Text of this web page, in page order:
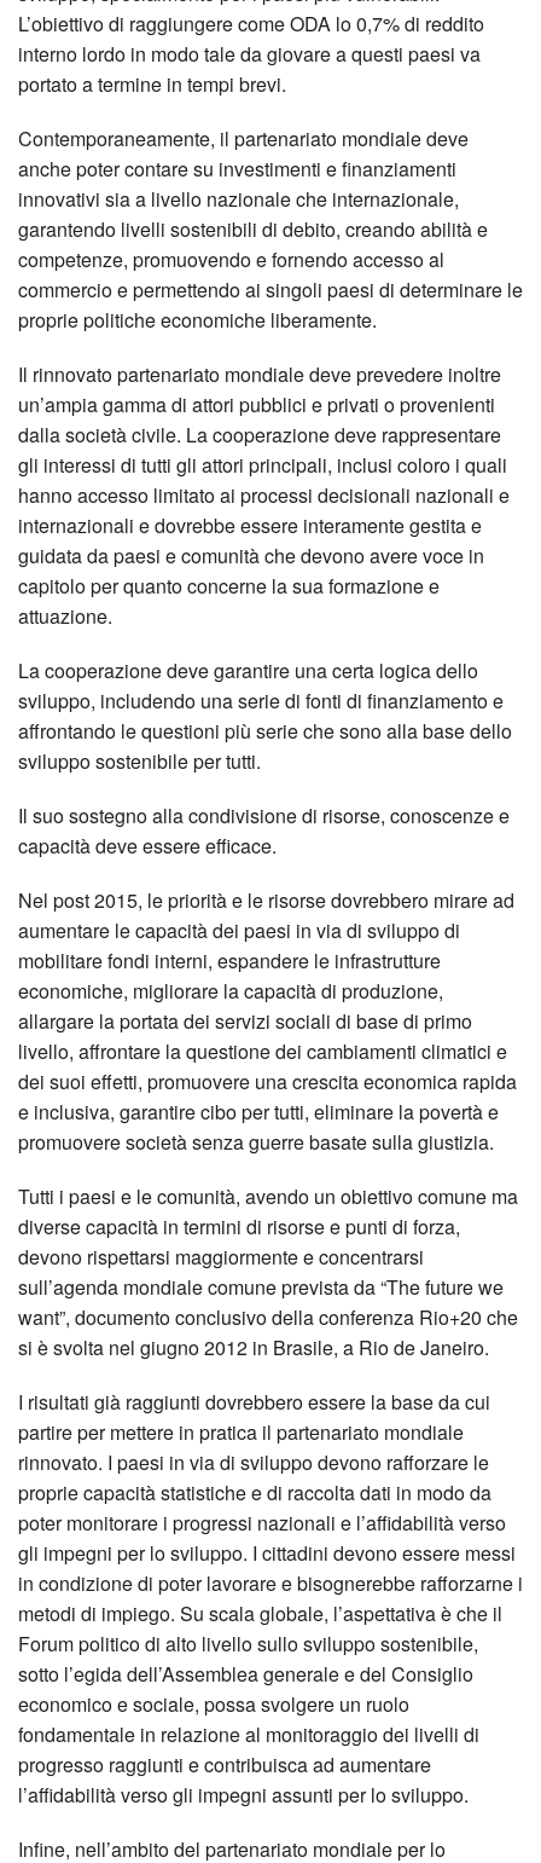
L’obiettivo di raggiungere come ODA lo 0,7% di reddito
interno lordo in modo tale da giovare a questi paesi va
portato a termine in tempi brevi.
Contemporaneamente, il partenariato mondiale deve
anche poter contare su investimenti e finanziamenti
innovativi sia a livello nazionale che internazionale,
garantendo livelli sostenibili di debito, creando abilità e
competenze, promuovendo e fornendo accesso al
commercio e permettendo ai singoli paesi di determinare le
proprie politiche economiche liberamente.
Il rinnovato partenariato mondiale deve prevedere inoltre
un’ampia gamma di attori pubblici e privati o provenienti
dalla società civile. La cooperazione deve rappresentare
gli interessi di tutti gli attori principali, inclusi coloro i quali
hanno accesso limitato ai processi decisionali nazionali e
internazionali e dovrebbe essere interamente gestita e
guidata da paesi e comunità che devono avere voce in
capitolo per quanto concerne la sua formazione e
attuazione.
La cooperazione deve garantire una certa logica dello
sviluppo, includendo una serie di fonti di finanziamento e
affrontando le questioni più serie che sono alla base dello
sviluppo sostenibile per tutti.
Il suo sostegno alla condivisione di risorse, conoscenze e
capacità deve essere efficace.
Nel post 2015, le priorità e le risorse dovrebbero mirare ad
aumentare le capacità dei paesi in via di sviluppo di
mobilitare fondi interni, espandere le infrastrutture
economiche, migliorare la capacità di produzione,
allargare la portata dei servizi sociali di base di primo
livello, affrontare la questione dei cambiamenti climatici e
dei suoi effetti, promuovere una crescita economica rapida
e inclusiva, garantire cibo per tutti, eliminare la povertà e
promuovere società senza guerre basate sulla giustizia.
Tutti i paesi e le comunità, avendo un obiettivo comune ma
diverse capacità in termini di risorse e punti di forza,
devono rispettarsi maggiormente e concentrarsi
sull’agenda mondiale comune prevista da “The future we
want”, documento conclusivo della conferenza Rio+20 che
si è svolta nel giugno 2012 in Brasile, a Rio de Janeiro.
I risultati già raggiunti dovrebbero essere la base da cui
partire per mettere in pratica il partenariato mondiale
rinnovato. I paesi in via di sviluppo devono rafforzare le
proprie capacità statistiche e di raccolta dati in modo da
poter monitorare i progressi nazionali e l’affidabilità verso
gli impegni per lo sviluppo. I cittadini devono essere messi
in condizione di poter lavorare e bisognerebbe rafforzarne i
metodi di impiego. Su scala globale, l’aspettativa è che il
Forum politico di alto livello sullo sviluppo sostenibile,
sotto l’egida dell’Assemblea generale e del Consiglio
economico e sociale, possa svolgere un ruolo
fondamentale in relazione al monitoraggio dei livelli di
progresso raggiunti e contribuisca ad aumentare
l’affidabilità verso gli impegni assunti per lo sviluppo.
Infine, nell’ambito del partenariato mondiale per lo